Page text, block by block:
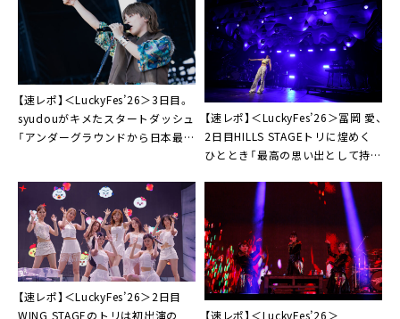
【速レポ】＜LuckyFes’26＞3日目。
syudouがキメたスタートダッシュ
「アンダーグラウンドから日本最大
【速レポ】＜LuckyFes’26＞冨岡 愛、
2日目HILLS STAGEトリに煌めく
ひととき「最高の思い出として持っ
【速レポ】＜LuckyFes’26＞2日目
WING STAGEのトリは初出演の
【速レポ】＜LuckyFes’26＞